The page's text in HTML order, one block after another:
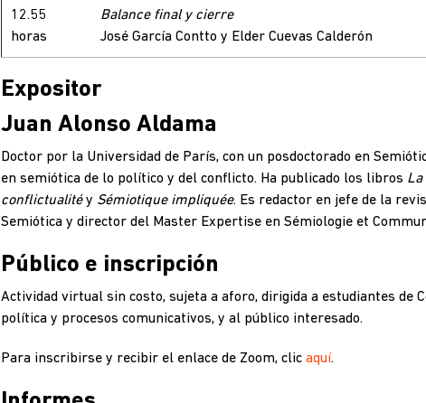
12.55
horas
Balance final y cierre
José García Contto y Elder Cuevas Calderón
Expositor
Juan Alonso Aldama
Doctor por la Universidad de París, con un posdoctorado en
en semiótica de lo político y del conflicto. Ha publicado los libros La
conflictualitéy Sémiotique impliquée. Es redactor en jefe de la
Semiótica y director del Master Expertise en Sémiologie et
Público e inscripción
Actividad virtual sin costo, sujeta a aforo, dirigida a estudiantes de
política y procesos comunicativos, y al público interesado.
Para inscribirse y recibir el enlace de Zoom, clic aquí.